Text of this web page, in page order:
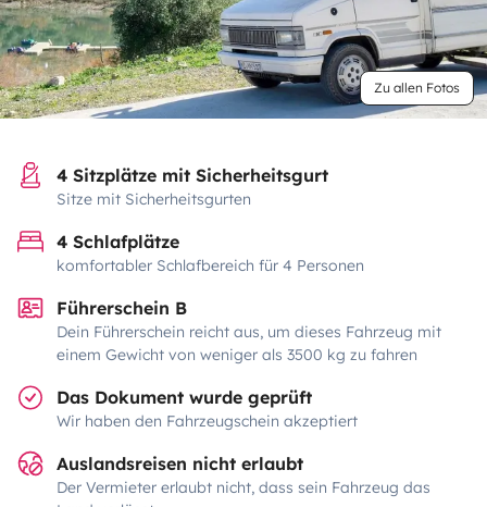
Zu allen Fotos
4 Sitzplätze mit Sicherheitsgurt
Sitze mit Sicherheitsgurten
4 Schlafplätze
komfortabler Schlafbereich für 4 Personen
Führerschein B
Dein Führerschein reicht aus, um dieses Fahrzeug mit
einem Gewicht von weniger als 3500 kg zu fahren
Das Dokument wurde geprüft
Wir haben den Fahrzeugschein akzeptiert
Auslandsreisen nicht erlaubt
Der Vermieter erlaubt nicht, dass sein Fahrzeug das